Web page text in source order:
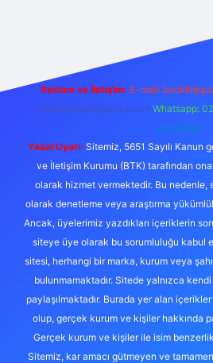
Reklam ve İletişim: E-mail:
forumhizmeti@gmail.com Whatsapp:
@karabul
Yasal Uyarı: Sitemiz, 5651 Sayılı Kanun
ve İletişim Kurumu (BTK) tarafından
olarak hizmet vermektedir. Bu
olarak denetleme veya araştırma
Ancak, üyelerimiz yazdıkları içeriklerin
siteye üye olarak bu sorumluluğu kabul
sitesi, herhangi bir marka, kurum veya
bulunmamaktadır. Sitede yalnızca kendi
paylaşılmaktadır. Burada yer alan
olup, gerçek kurum ve kişiler hakkında
Gerçek kurum ve kişiler ile isim
Sitemiz, kar amacı gütmeyen ve